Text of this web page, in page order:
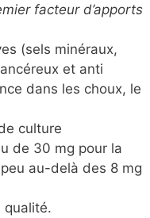
facteur d’apports
(sels minéraux,
et anti
dans les choux, le
culture
de 30 mg pour la
au-delà des 8 mg
qualité.